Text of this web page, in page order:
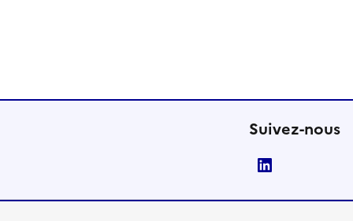
Suivez-nous